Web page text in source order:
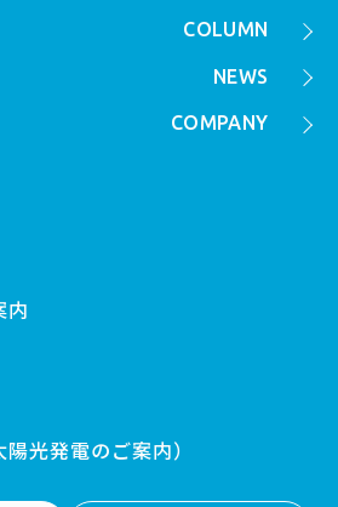
COLUMN
NEWS
COMPANY
内
光発電のご案内）